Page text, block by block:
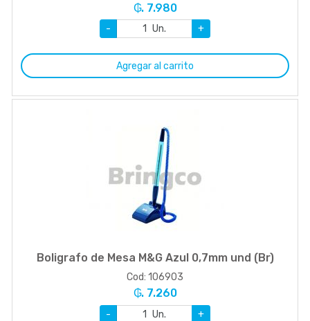
₲. 7.980
- Un. +
Agregar al carrito
Boligrafo de Mesa M&G Azul 0,7mm und (Br)
Cod: 106903
₲. 7.260
- Un. +